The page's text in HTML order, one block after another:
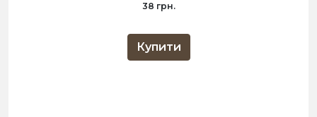
38 грн.
Купити